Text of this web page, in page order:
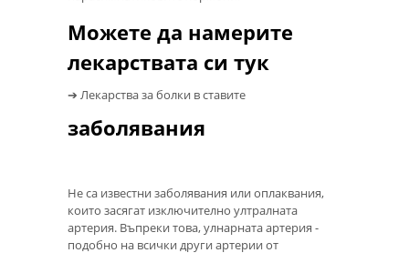
Можете да намерите
лекарствата си тук
➔ Лекарства за болки в ставите
заболявания
Не са известни заболявания или оплаквания,
които засягат изключително ултралната
артерия. Въпреки това, улнарната артерия -
подобно на всички други артерии от